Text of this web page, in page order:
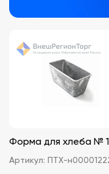
Форма для хлеба №
Артикул: ПТХ-